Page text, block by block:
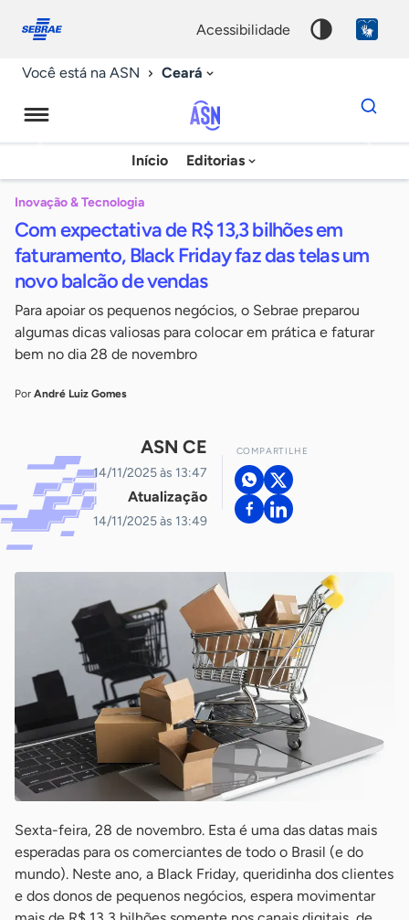
conosco
acessibilidade
Você está na ASN Ceará
Agência
Sebrae
de
Notícias
Início Editorias
Dados
para
chave
Inovação & Tecnologia
Com expectativa de R$ 13,3 bilhões em
faturamento, Black Friday faz das telas um
novo balcão de vendas
Para apoiar os pequenos negócios, o Sebrae preparou
algumas dicas valiosas para colocar em prática e faturar
bem no dia 28 de novembro
Por André Luiz Gomes
ASN CE
14/11/2025 às 13:47
Atualização
14/11/2025 às 13:49
COMPARTILHE
Sexta-feira, 28 de novembro. Esta é uma das datas mais
esperadas para os comerciantes de todo o Brasil (e do
mundo). Neste ano, a Black Friday, queridinha dos clientes
e dos donos de pequenos negócios, espera movimentar